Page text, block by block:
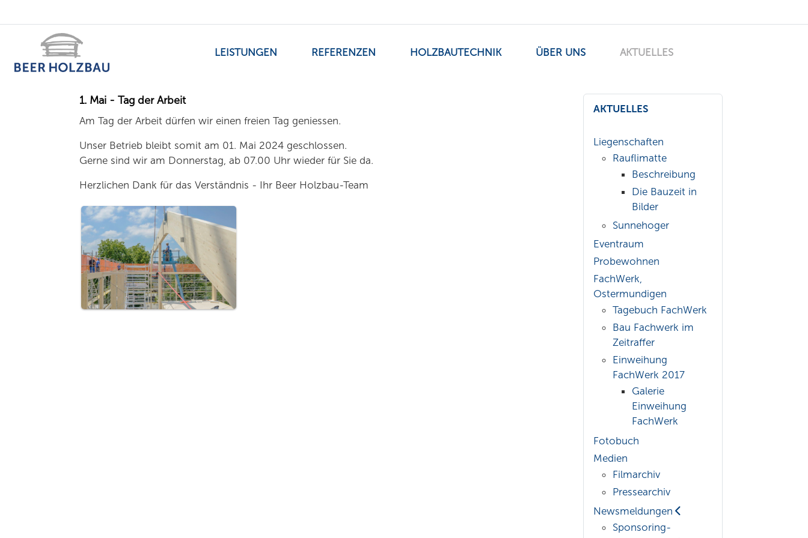
LEISTUNGEN REFERENZEN HOLZBAUTECHNIK ÜBER UNS AKTUELLES
1. Mai - Tag der Arbeit
Am Tag der Arbeit dürfen wir einen freien Tag geniessen.
Unser Betrieb bleibt somit am 01. Mai 2024 geschlossen.
Gerne sind wir am Donnerstag, ab 07.00 Uhr wieder für Sie da.
Herzlichen Dank für das Verständnis - Ihr Beer Holzbau-Team
AKTUELLES
Liegenschaften
Rauflimatte
Beschreibung
Die Bauzeit in
Bilder
Sunnehoger
Eventraum
Probewohnen
FachWerk,
Ostermundigen
Tagebuch FachWerk
Bau Fachwerk im
Zeitraffer
Einweihung
FachWerk 2017
Galerie
Einweihung
FachWerk
Fotobuch
Medien
Filmarchiv
Pressearchiv
Newsmeldungen
Sponsoring-